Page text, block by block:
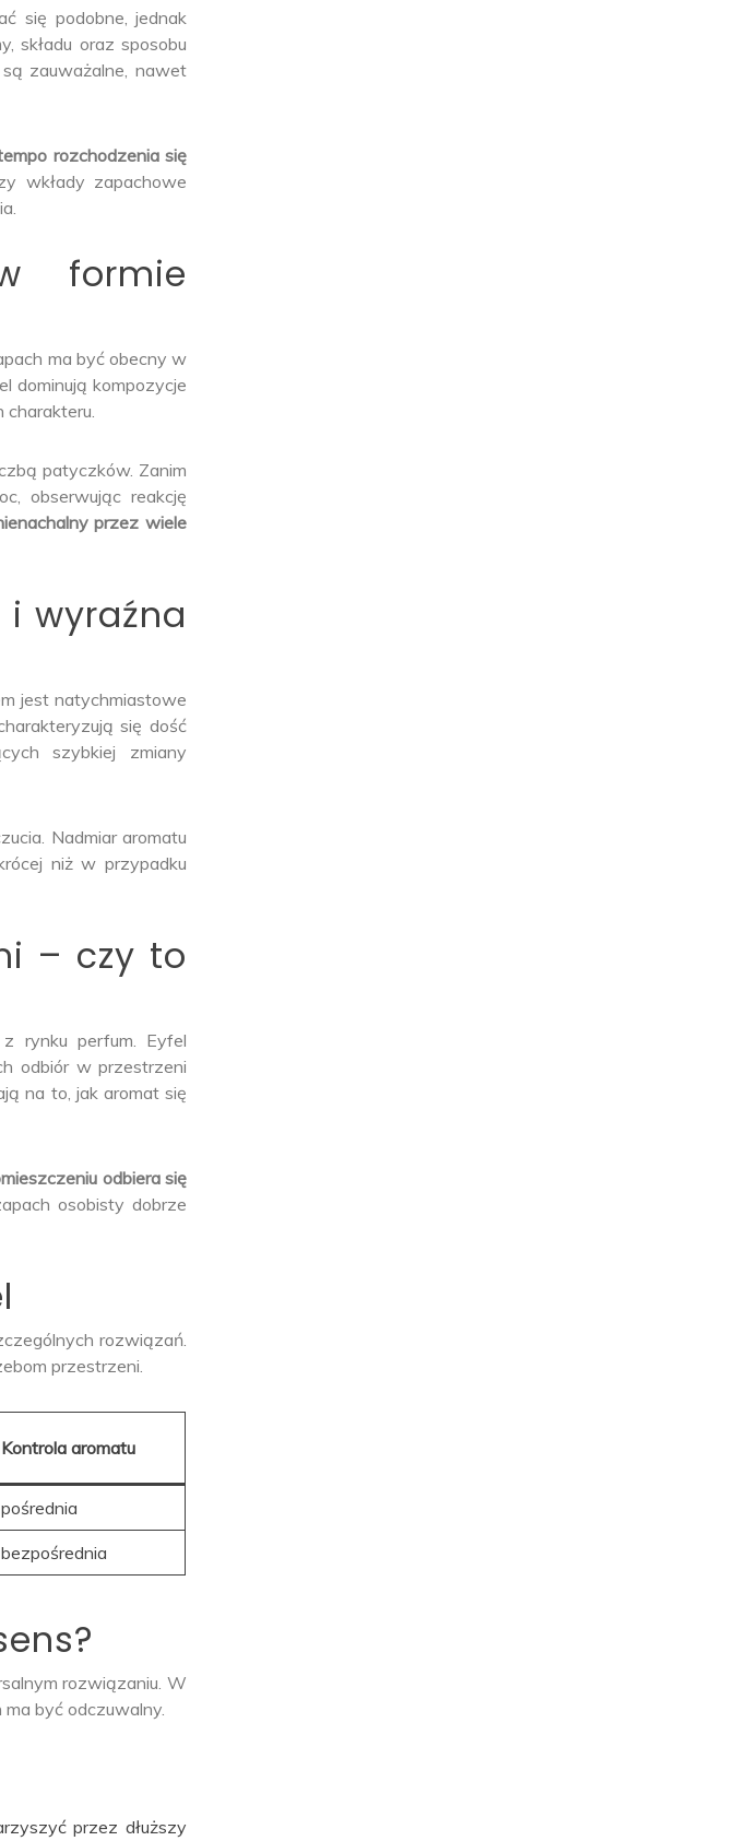
się podobne, jednak
składu oraz sposobu
zauważalne, nawet
rozchodzenia się
wkłady zapachowe
formie
ma być obecny w
dominują kompozycje
patyczków. Zanim
obserwując reakcję
przez wiele
i wyraźna
jest natychmiastowe
się dość
szybkiej zmiany
Nadmiar aromatu
niż w przypadku
– czy to
rynku perfum. Eyfel
odbiór w przestrzeni
na to, jak aromat się
odbiera się
osobisty dobrze
rozwiązań.
przestrzeni.
Kontrola aromatu
pośrednia
bezpośrednia
rozwiązaniu. W
być odczuwalny.
przez dłuższy